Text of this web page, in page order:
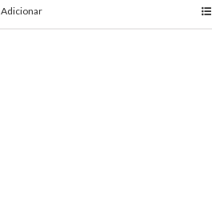
Adicionar